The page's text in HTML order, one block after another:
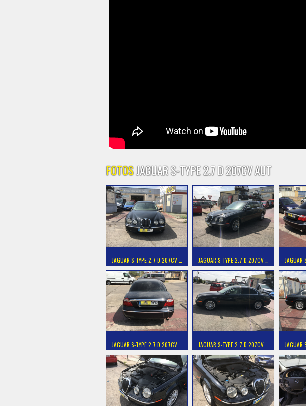
FOTOSJAGUAR S-TYPE 2.7 D 207CV AUT
JAGUAR S-TYPE 2.7 D 207CV … JAGUAR S-TYPE 2.7 D 207CV … JAGUAR
JAGUAR S-TYPE 2.7 D 207CV … JAGUAR S-TYPE 2.7 D 207CV … JAGUAR